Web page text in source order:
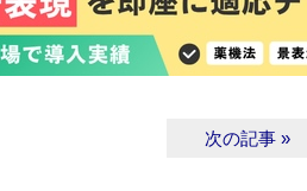
次の記事 »